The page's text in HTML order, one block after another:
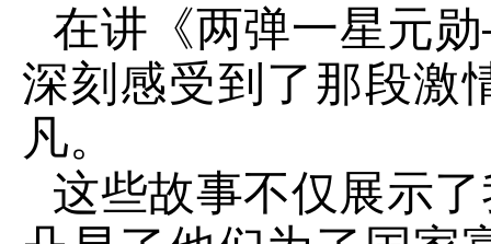
在讲《两弹一星元
深刻感受到了那段激
凡。
这些故事不仅展示